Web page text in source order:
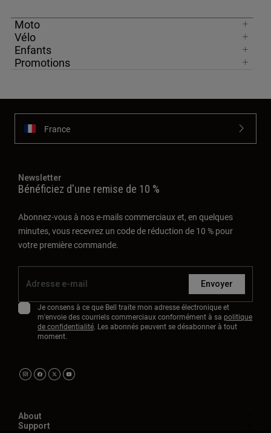
Moto
Vélo
Enfants
Promotions
France
Newsletter
Bénéficiez d'une remise de 10 %
Abonnez-vous à nos e-mails commerciaux et, en quelques
minutes, vous recevrez un code de réduction de 10 % pour
votre première commande.
Envoyer
Je consens à ce que Bell traite mon adresse électronique et
m'envoie des courriels commerciaux conformément à sa politique
de confidentialité. Les abonnés peuvent se désabonner à tout
moment.
About
Support